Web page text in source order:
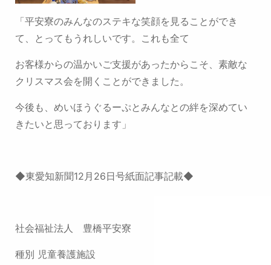
「平安寮のみんなのステキな笑顔を見ることができ
て、とってもうれしいです。これも全て
お客様からの温かいご支援があったからこそ、素敵な
クリスマス会を開くことができました。
今後も、めいほうぐるーぷとみんなとの絆を深めてい
きたいと思っております」
◆東愛知新聞12月26日号紙面記事記載◆
社会福祉法人 豊橋平安寮
種別 児童養護施設